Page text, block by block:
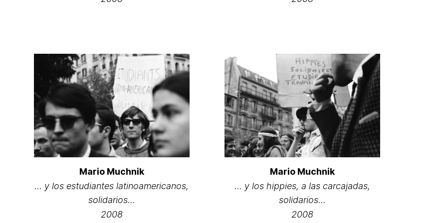
Mario Muchnik
… y los estudiantes latinoamericanos,
solidarios…
2008
Mario Muchnik
… y los hippies, a las carcajadas,
solidarios…
2008